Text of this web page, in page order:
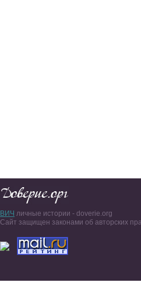
ВИЧ личные истории - doverie.org
Сайт защищен законами об авторских